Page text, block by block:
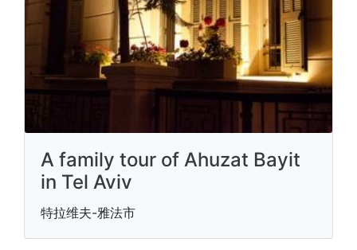
A family tour of Ahuzat Bayit
in Tel Aviv
特拉维夫-雅法市